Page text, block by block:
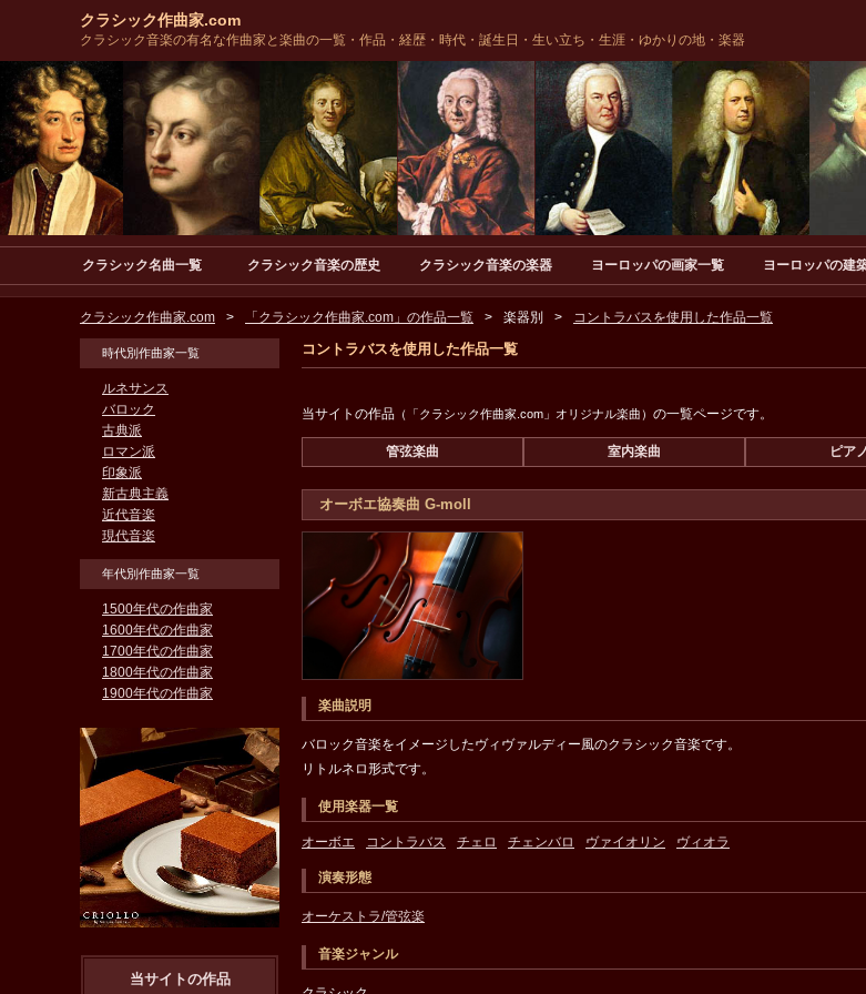
クラシック作曲家.com
クラシック音楽の有名な作曲家と楽曲の一覧・作品・経歴・時代・誕生日・生い立ち・生涯・ゆかりの地・楽器
クラシック名曲一覧 クラシック音楽の歴史 クラシック音楽の楽器 ヨーロッパの画家一覧 ヨーロッパの建
クラシック作曲家.com 「クラシック作曲家.com」の作品一覧 楽器別 コントラバスを使用した作品一覧
コントラバスを使用した作品一覧
当サイトの作品 （「クラシック作曲家.com」オリジナル楽曲） の一覧ページです。
管弦楽曲 室内楽曲 ピア
オーボエ協奏曲 G-moll
楽曲説明
バロック音楽をイメージしたヴィヴァルディー風のクラシック音楽です。
リトルネロ形式です。
使用楽器一覧
オーボエ コントラバス チェロ チェンバロ ヴァイオリン ヴィオラ
演奏形態
オーケストラ/管弦楽
音楽ジャンル
時代別作曲家一覧
ルネサンス
バロック
古典派
ロマン派
印象派
新古典主義
近代音楽
現代音楽
年代別作曲家一覧
1500年代の作曲家
1600年代の作曲家
1700年代の作曲家
1800年代の作曲家
1900年代の作曲家
当サイトの作品